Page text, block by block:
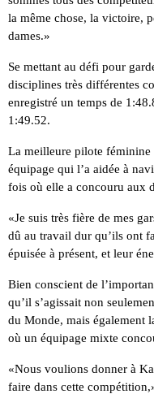
la même chose, la victoire,
dames.»
Se mettant au défi pour
disciplines très différentes
enregistré un temps de
1:49.52.
La meilleure pilote féminine
équipage qui l’a aidée à
fois où elle a concouru aux
«Je suis très fière de mes
dû au travail dur qu’ils ont
épuisée à présent, et leur
Bien conscient de
qu’il s’agissait non
du Monde, mais également
où un équipage mixte
«Nous voulions donner à
faire dans cette